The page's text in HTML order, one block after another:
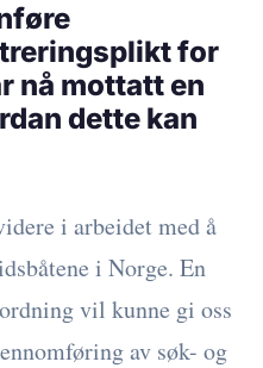
for
nå mottatt en
dette kan
i arbeidet med å
i Norge. En
vil kunne gi oss
av søk- og